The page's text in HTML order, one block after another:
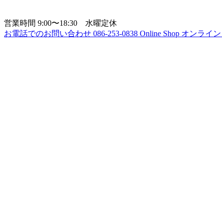
営業時間 9:00〜18:30 水曜定休
お電話でのお問い合わせ 086-253-0838 Online Shop オンライ